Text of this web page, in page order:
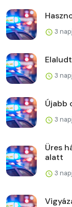
3
3
Újabb
3
Üres
alatt
3